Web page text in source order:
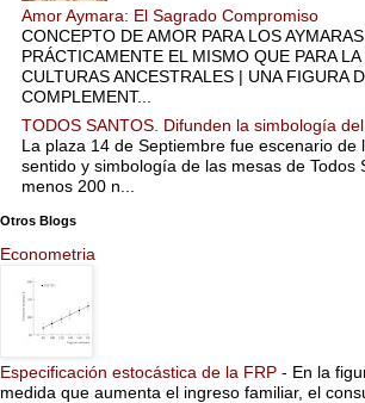
Amor Aymara: El Sagrado Compromiso
CONCEPTO DE AMOR PARA LOS
PRÁCTICAMENTE EL MISMO QUE PARA
CULTURAS ANCESTRALES | UNA FIGURA
COMPLEMENT...
TODOS SANTOS. Difunden la simbología del
La plaza 14 de Septiembre fue escenario de
sentido y simbología de las mesas de Todos
menos 200 n...
Otros Blogs
Econometria
Especificación estocástica de la FRP - En la
medida que aumenta el ingreso familiar, el